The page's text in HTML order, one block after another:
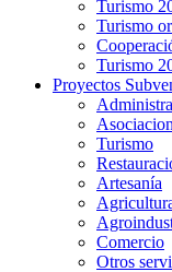
Turismo
Turismo
Turismo
Proyectos
Turismo
Artesanía
Comercio
Otros